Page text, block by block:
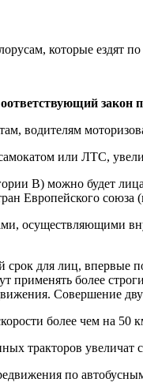
закон
водителям
или ЛТС,
B) можно будет
Европейского
осуществляющими
срок для лиц,
применять более
Совершение
более чем на 50
тракторов увеличат
по